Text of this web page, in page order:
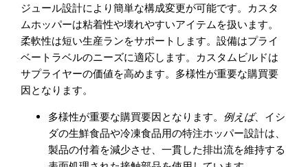
ジュール設計により簡単な構成変更が可能です。カスタ
ムホッパーは粘着性や壊れやすいアイテムを扱います。
柔軟性は短い生産ランをサポートします。設備はプライ
ベートラベルのニーズに適応します。カスタムビルドは
サプライヤーの価値を高めます。多様性が重要な購買要
因となります。
多様性が重要な購買要因となります。 例えば、イシ
ダの生鮮食品や冷凍食品用の特注ホッパー設計は、
製品の付着を減少させ、一貫した排出流を維持する